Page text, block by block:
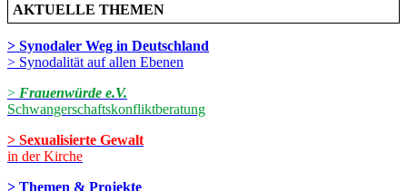
AKTUELLE THEMEN
> Synodaler Weg in Deutschland
> Synodalität auf allen Ebenen
> Frauenwürde e.V.
Schwangerschaftskonfliktberatung
> Sexualisierte Gewalt
in der Kirche
> Themen & Projekte